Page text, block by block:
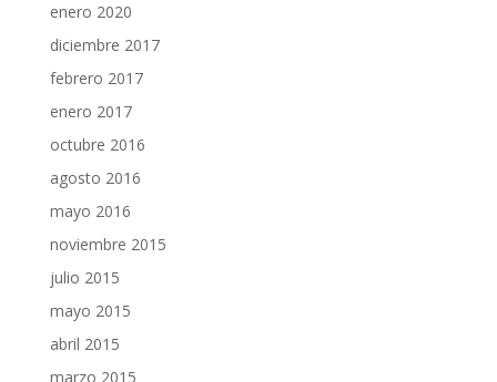
enero 2020
diciembre 2017
febrero 2017
enero 2017
octubre 2016
agosto 2016
mayo 2016
noviembre 2015
julio 2015
mayo 2015
abril 2015
marzo 2015